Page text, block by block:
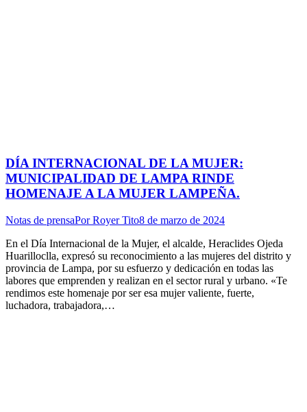
DÍA INTERNACIONAL DE LA MUJER:
MUNICIPALIDAD DE LAMPA RINDE
HOMENAJE A LA MUJER LAMPEÑA.
Notas de prensaPorRoyer Tito8 de marzo de 2024
En el Día Internacional de la Mujer, el alcalde, Heraclides Ojeda
Huarilloclla, expresó su reconocimiento a las mujeres del distrito y
provincia de Lampa, por su esfuerzo y dedicación en todas las
labores que emprenden y realizan en el sector rural y urbano. «Te
rendimos este homenaje por ser esa mujer valiente, fuerte,
luchadora, trabajadora,…